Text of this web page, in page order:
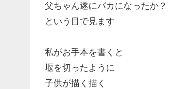
父ちゃん遂にバカになったか？
という目で見ます
私がお手本を書くと
堰を切ったように
子供が描く描く